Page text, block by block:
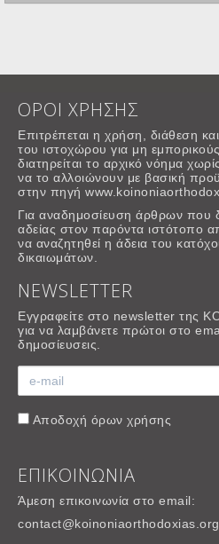
ΟΡΟΙ ΧΡΗΣΗΣ
Επιτρέπεται η χρήση, διάθεση
του ιστοχώρου για μη
διατηρείται το αρχικό νόημα
να το αλλοιώνουν με βασική
στην πηγή
Για αναδημοσίευση άρθρων που
αδείας στον παρόντα ιστότοπο
να αναζητηθεί η άδεια του
δικαιωμάτων.
NEWSLETTER
Εγγραφείτε στο newsletter της
για να λαμβάνετε πρώτοι στο
δημοσίευσεις.
Αποδοχή όρων χρήσης
ΕΠΙΚΟΙΝΩΝΙΑ
Άμεση επικοινωνία στο email:
contact@koinoniaorthodoxias.org